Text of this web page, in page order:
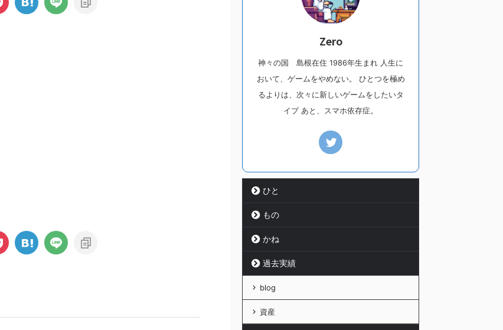
Zero
神々の国 島根在住 1986年生まれ 人生に
おいて、ゲームをやめない。 ひとつを極め
るよりは、次々に新しいゲームをしたいタ
イプ あと、スマホ依存症。
ひと
もの
かね
過去実績
blog
資産